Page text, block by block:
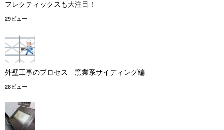
フレクティックスも大注目！
29ビュー
外壁工事のプロセス 窯業系サイディング編
28ビュー